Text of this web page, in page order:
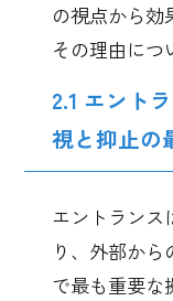
の視点から効
その理由につ
2.1 エント
視と抑止の
エントランス
り、外部か
で最も重要な